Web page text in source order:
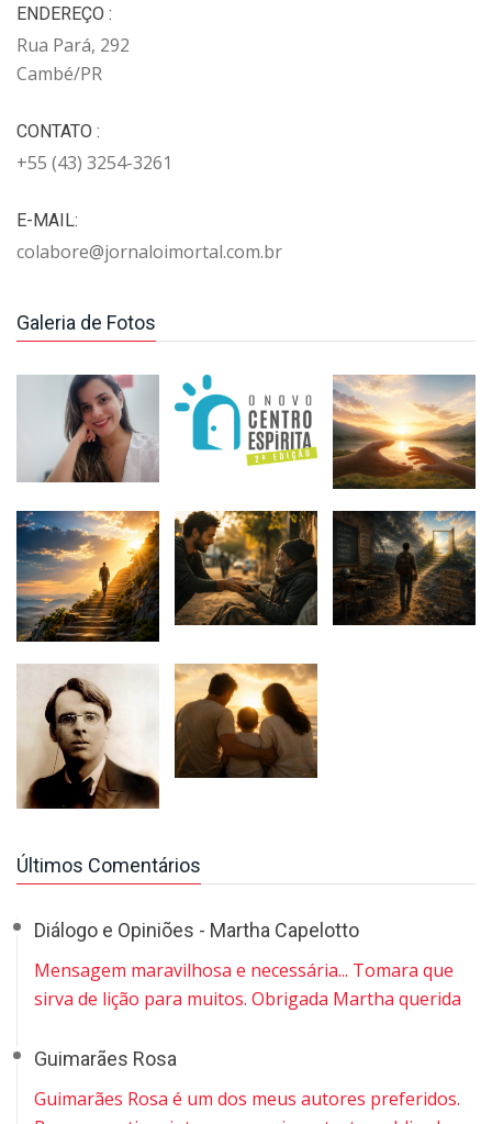
ENDEREÇO :
Rua Pará, 292
Cambé/PR
CONTATO :
+55 (43) 3254-3261
E-MAIL:
colabore@jornaloimortal.com.br
Galeria de Fotos
Últimos Comentários
Diálogo e Opiniões - Martha Capelotto
Mensagem maravilhosa e necessária... Tomara que
sirva de lição para muitos. Obrigada Martha querida
Guimarães Rosa
Guimarães Rosa é um dos meus autores preferidos.